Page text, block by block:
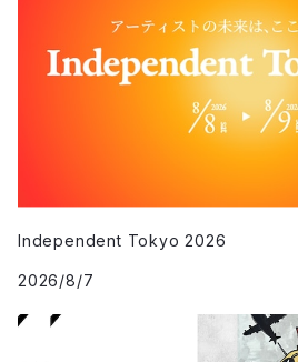
Independent Tokyo 2026
2026/8/7